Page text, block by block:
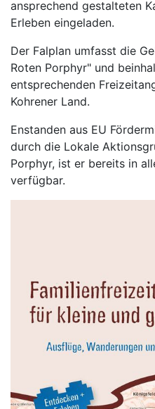
ansprechend gestalteten
Erleben eingeladen.
Der Falplan umfasst die
Roten Porphyr" und
entsprechenden
Kohrener Land.
Enstanden aus EU
durch die Lokale
Porphyr, ist er bereits in
verfügbar.